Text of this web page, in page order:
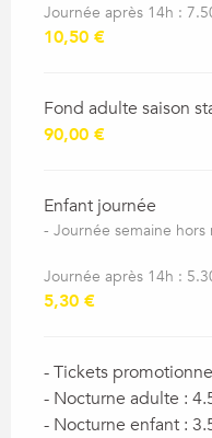
Journée après 14h :
10,50 €
Fond adulte saison
90,00 €
Enfant journée
- Journée semaine
Journée après 14h :
5,30 €
- Tickets
- Nocturne adulte :
- Nocturne enfant :